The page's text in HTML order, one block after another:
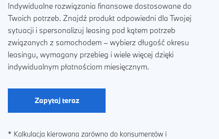
Indywidualne rozwiązania finansowe dostosowane do
Twoich potrzeb. Znajdź produkt odpowiedni dla Twojej
sytuacji i spersonalizuj leasing pod kątem potrzeb
związanych z samochodem – wybierz długość okresu
leasingu, wymagany przebieg i wiele więcej dzięki
indywidualnym płatnościom miesięcznym.
Zapytaj teraz
* Kalkulacja kierowana zarówno do konsumentów i